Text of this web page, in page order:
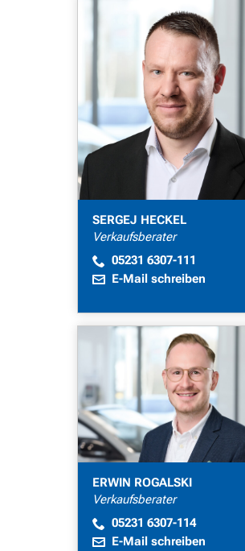
SERGEJ HECKEL
Verkaufsberater
05231 6307-111
E-Mail schreiben
ERWIN ROGALSKI
Verkaufsberater
05231 6307-114
E-Mail schreiben